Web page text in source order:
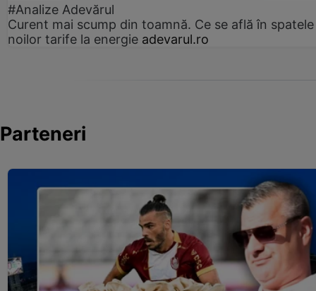
#Analize Adevărul
Curent mai scump din toamnă. Ce se află în spatele
noilor tarife la energie adevarul.ro
Parteneri